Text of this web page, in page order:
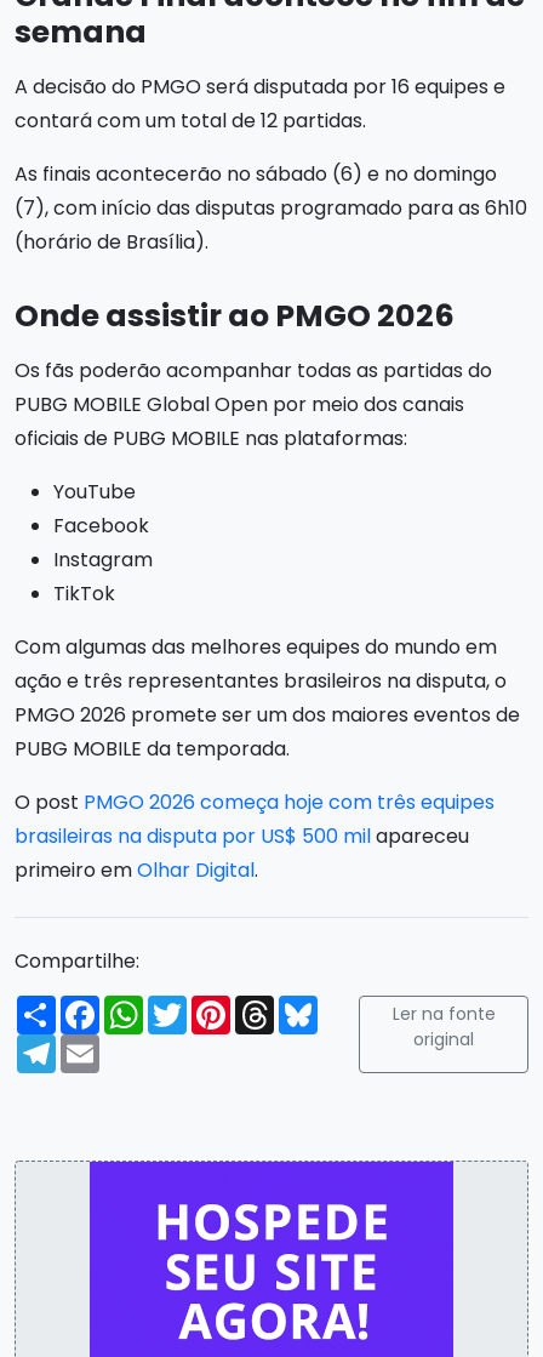
semana
A decisão do PMGO será disputada por 16 equipes e
contará com um total de 12 partidas.
As finais acontecerão no sábado (6) e no domingo
(7), com início das disputas programado para as 6h10
(horário de Brasília).
Onde assistir ao PMGO 2026
Os fãs poderão acompanhar todas as partidas do
PUBG MOBILE Global Open por meio dos canais
oficiais de PUBG MOBILE nas plataformas:
YouTube
Facebook
Instagram
TikTok
Com algumas das melhores equipes do mundo em
ação e três representantes brasileiros na disputa, o
PMGO 2026 promete ser um dos maiores eventos de
PUBG MOBILE da temporada.
O post PMGO 2026 começa hoje com três equipes
brasileiras na disputa por US$ 500 milapareceu
primeiro emOlhar Digital.
Compartilhe:
Compartilhar
FacebookWhatsApp
TwitterPinterest
ThreadsBluesky
Telegram
Email
Ler na fonte
original